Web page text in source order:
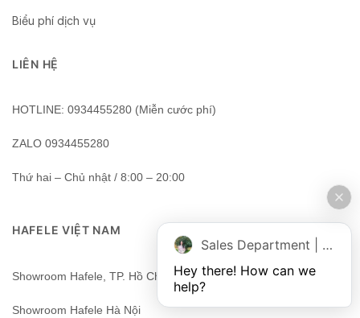
Biểu phí dịch vụ
LIÊN HỆ
HOTLINE: 0934455280 (Miễn cước phí)
ZALO 0934455280
Thứ hai – Chủ nhật / 8:00 – 20:00
HAFELE VIỆT NAM
Showroom Hafele, TP. Hồ Chí Minh, Việt Nam
Showroom Hafele Hà Nội
Sales Department | Chat online
Hey there! How can we
help?